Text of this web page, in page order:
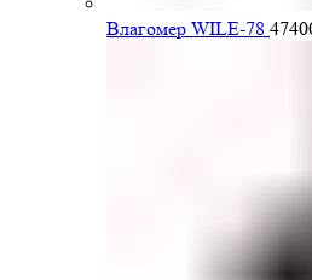
Влагомер WILE-78